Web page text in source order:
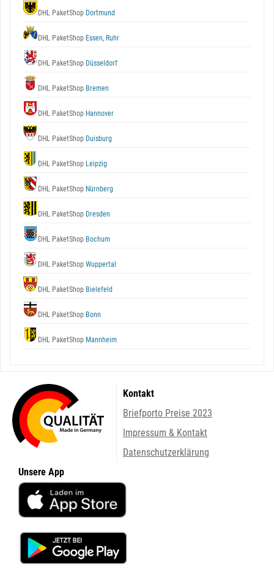
DHL PaketShop Dortmund
DHL PaketShop Essen, Ruhr
DHL PaketShop Düsseldorf
DHL PaketShop Bremen
DHL PaketShop Hannover
DHL PaketShop Duisburg
DHL PaketShop Leipzig
DHL PaketShop Nürnberg
DHL PaketShop Dresden
DHL PaketShop Bochum
DHL PaketShop Wuppertal
DHL PaketShop Bielefeld
DHL PaketShop Bonn
DHL PaketShop Mannheim
Kontakt
Briefporto Preise 2023
Impressum & Kontakt
Datenschutzerklärung
Unsere App